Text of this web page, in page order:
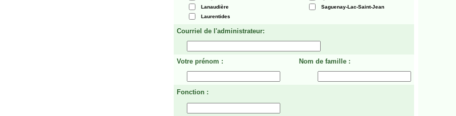
Lanaudière
Saguenay-Lac-Saint-Jean
Laurentides
Courriel de l'administrateur:
Votre prénom : Nom de famille :
Fonction :